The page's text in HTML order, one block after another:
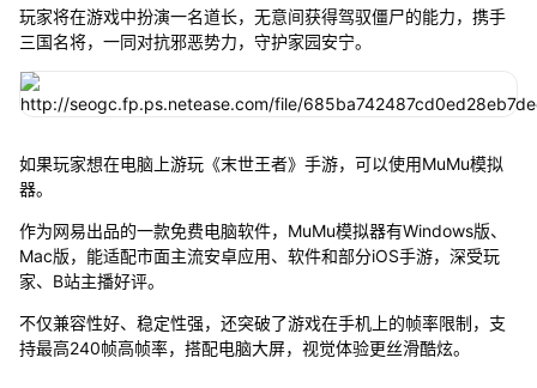
玩家将在游戏中扮演一名道长，无意间获得驾驭僵尸的能力，携手
三国名将，一同对抗邪恶势力，守护家园安宁。
如果玩家想在电脑上游玩《末世王者》手游，可以使用MuMu模拟
器。
作为网易出品的一款免费电脑软件，MuMu模拟器有Windows版、
Mac版，能适配市面主流安卓应用、软件和部分iOS手游，深受玩
家、B站主播好评。
不仅兼容性好、稳定性强，还突破了游戏在手机上的帧率限制，支
持最高240帧高帧率，搭配电脑大屏，视觉体验更丝滑酷炫。